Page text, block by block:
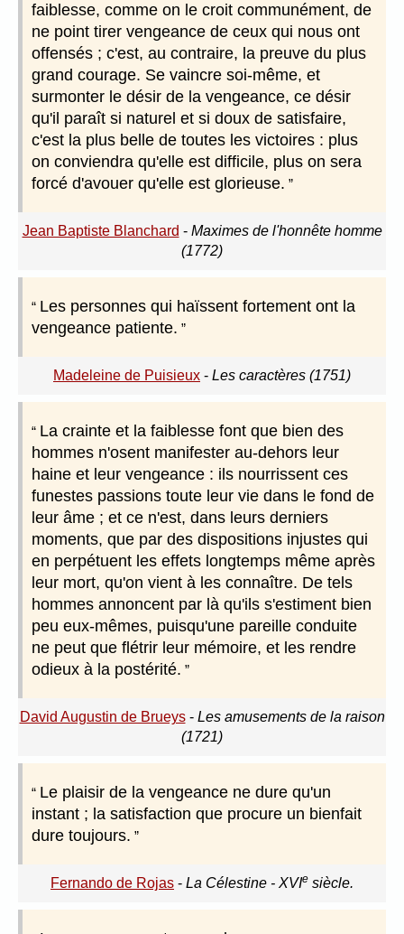
faiblesse, comme on le croit communément, de
ne point tirer vengeance de ceux qui nous ont
offensés ; c'est, au contraire, la preuve du plus
grand courage. Se vaincre soi-même, et
surmonter le désir de la vengeance, ce désir
qu'il paraît si naturel et si doux de satisfaire,
c'est la plus belle de toutes les victoires : plus
on conviendra qu'elle est difficile, plus on sera
forcé d'avouer qu'elle est glorieuse.
Jean Baptiste Blanchard - Maximes de l'honnête homme
(1772)
Les personnes qui haïssent fortement ont la
vengeance patiente.
Madeleine de Puisieux - Les caractères (1751)
La crainte et la faiblesse font que bien des
hommes n'osent manifester au-dehors leur
haine et leur vengeance : ils nourrissent ces
funestes passions toute leur vie dans le fond de
leur âme ; et ce n'est, dans leurs derniers
moments, que par des dispositions injustes qui
en perpétuent les effets longtemps même après
leur mort, qu'on vient à les connaître. De tels
hommes annoncent par là qu'ils s'estiment bien
peu eux-mêmes, puisqu'une pareille conduite
ne peut que flétrir leur mémoire, et les rendre
odieux à la postérité.
David Augustin de Brueys- Les amusements de la raison
(1721)
Le plaisir de la vengeance ne dure qu'un
instant ; la satisfaction que procure un bienfait
dure toujours.
Fernando de Rojas - La Célestine - XVIe siècle.